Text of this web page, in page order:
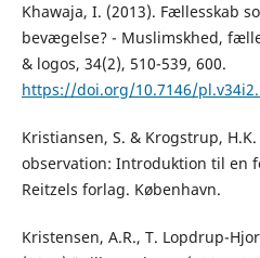
Khawaja, I. (2013). Fællesskab
bevægelse? - Muslimskhed,
& logos, 34(2), 510-539, 600.
https://doi.org/10.7146/
Kristiansen, S. & Krogstrup,
observation: Introduktion til en
Reitzels forlag. København.
Kristensen, A.R., T. Lopdrup-